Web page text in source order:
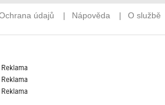
Reklama
Reklama
Reklama